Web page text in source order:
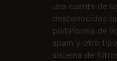
una cuenta de
desconocidos
plataforma de
spam y otro
sistema de